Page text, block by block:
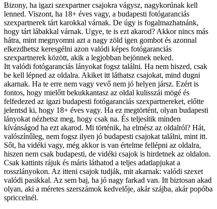
Bizony, ha igazi szexpartner csajokra vágysz, nagykorúnak kell
lenned. Viszont, ha 18+ éves vagy, a budapesti fotógaranciás
szexpartnerek tárt karokkal várnak. De úgy is fogalmazhatnánk,
hogy tárt lábakkal várnak. Ugye, te is ezt akarod? Akkor nincs más
hátra, mint megnyomni azt a nagy zöld igen gombot és azonnal
elkezdhetsz keresgélni azon valódi képes fotógaranciás
szexpartnerek között, akik a legjobban bejönnek neked.
Itt valódi fotógaranciás lányokat fogsz találni. Ha nem hiszed, csak
be kell lépned az oldalra. Akiket itt láthatsz csajokat, mind dugni
akarnak. Ha te erre nem vagy vevő nem jó helyen jársz. Ezért is
fontos, hogy mielőtt bekukkantasz az oldal kulisszái mögé és
felfedezed az igazi budapesti fotógaranciás szexpartnereket, előtte
jelentsd ki, hogy 18+ éves vagy. Ha ez megtörtént, olyan budapesti
lányokat nézhetsz meg, hogy csak na. És teljesítik minden
kívánságod ha ezt akarod. Mi történik, ha elmész az oldalról? Hát,
valószínűleg, nem fogsz ilyen jó budapesti csajokat találni, mint itt.
Sőt, ha vidéki vagy, még akkor is van értelme fellépni az oldalra,
hiszen nem csak budapesti, de vidéki csajok is hirdetnek az oldalon.
Csak kattints rájuk és máris láthatod a teljes adatlapjukat a
rosszlányokon. Az itteni csajok tudják, mit akarnak: valódi szexet
valódi pasikkal. Az sem baj, ha jó nagy farkad van. Itt biztosan akad
olyan, aki a méretes szerszámok kedvelője, akár szájba, akár popóba
spriccelnél.